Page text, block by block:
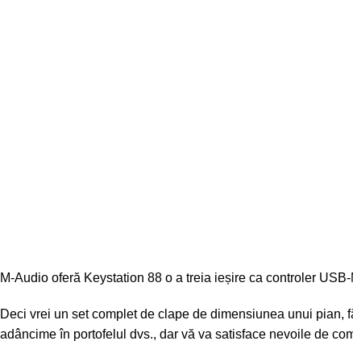
M-Audio oferă Keystation 88 o a treia ieșire ca controler
Deci vrei un set complet de clape de dimensiunea unui pian,
adâncime în portofelul dvs., dar vă va satisface nevoile de